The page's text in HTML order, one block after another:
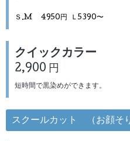
Ｓ.M 4950円 Ｌ5390〜
クイックカラー
2,900 円
短時間で黒染めができます。
スクールカット （お顔そ